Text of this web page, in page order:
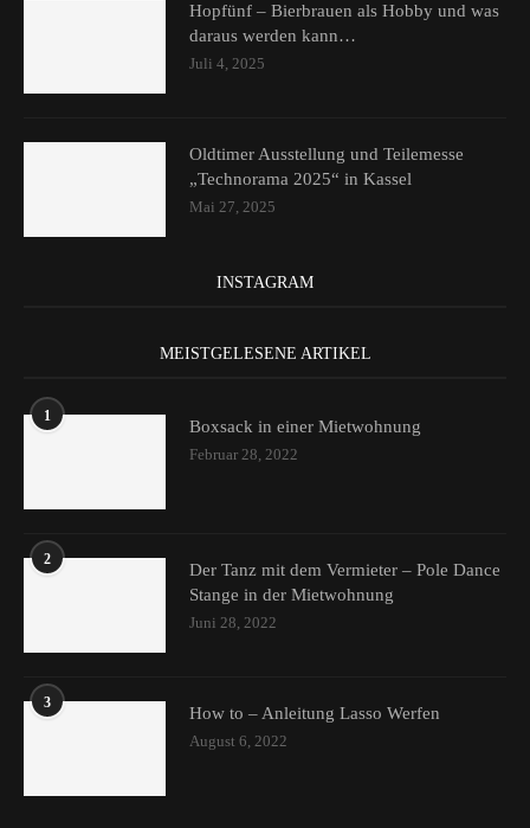
Hopfünf – Bierbrauen als Hobby und was
daraus werden kann…
Juli 4, 2025
Oldtimer Ausstellung und Teilemesse
„Technorama 2025“ in Kassel
Mai 27, 2025
INSTAGRAM
MEISTGELESENE ARTIKEL
1
Boxsack in einer Mietwohnung
Februar 28, 2022
2
Der Tanz mit dem Vermieter – Pole Dance
Stange in der Mietwohnung
Juni 28, 2022
3
How to – Anleitung Lasso Werfen
August 6, 2022